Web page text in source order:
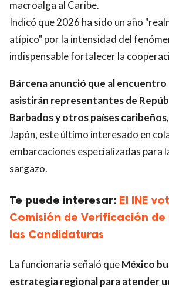
macroalga al Caribe.
Indicó que 2026 ha sido un año
atípico" por la intensidad del
indispensable fortalecer la
Bárcena anunció que al
asistirán representantes de
Barbados y otros países caribeños,
Japón, este último interesado en
embarcaciones especializadas para
sargazo.
Te puede interesar: El INE
Comisión de Verificación
las Candidaturas
La funcionaria señaló queMéxico
estrategia regional para atender